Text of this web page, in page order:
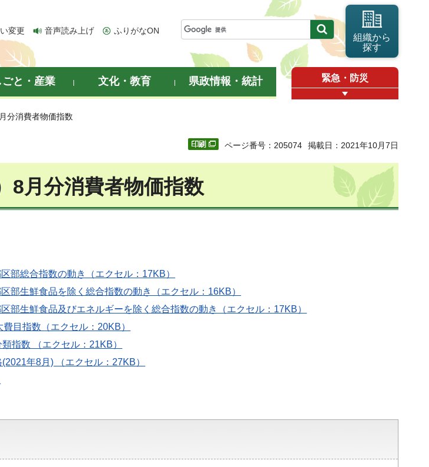
変更 音声読み上げ ふりがなON
組織から
探す
ごと・産業 文化・教育 県政情報・統計 緊急・防災
分消費者物価指数
ページ番号：205074 掲載日：2021年10月7日
8月分消費者物価指数
部総合指数の動き（エクセル：17KB）
部生鮮食品を除く総合指数の動き（エクセル：16KB）
部生鮮食品及びエネルギーを除く総合指数の動き（エクセル：17KB）
目指数（エクセル：20KB）
指数 （エクセル：21KB）
年8月) （エクセル：27KB）